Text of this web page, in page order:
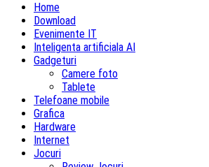
Home
Download
Evenimente IT
Inteligenta artificiala AI
Gadgeturi
Camere foto
Tablete
Telefoane mobile
Grafica
Hardware
Internet
Jocuri